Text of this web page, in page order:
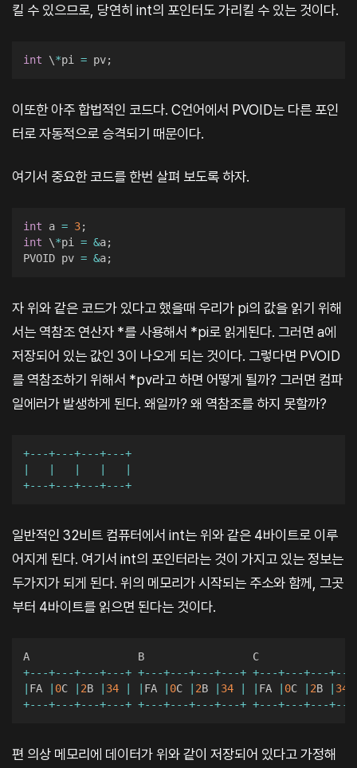
킬 수 있으므로, 당연히 int의 포인터도 가리킬 수 있는 것이다.
int \*pi = pv;
이또한 아주 합법적인 코드다. C언어에서 PVOID는 다른 포인
터로 자동적으로 승격되기 때문이다.
여기서 중요한 코드를 한번 살펴 보도록 하자.
int a = 3;
int \*pi = &a;
PVOID pv = &a;
자 위와 같은 코드가 있다고 했을때 우리가 pi의 값을 읽기 위해
서는 역참조 연산자 *를 사용해서 *pi로 읽게된다. 그러면 a에
저장되어 있는 값인 3이 나오게 되는 것이다. 그렇다면 PVOID
를 역참조하기 위해서 *pv라고 하면 어떻게 될까? 그러면 컴파
일에러가 발생하게 된다. 왜일까? 왜 역참조를 하지 못할까?
+-- -+-- -+-- -+-- -+
+-- -+-- -+-- -+-- -+
일반적인 32비트 컴퓨터에서 int는 위와 같은 4바이트로 이루
어지게 된다. 여기서 int의 포인터라는 것이 가지고 있는 정보는
두가지가 되게 된다. 위의 메모리가 시작되는 주소와 함께, 그곳
부터 4바이트를 읽으면 된다는 것이다.
+-- -+-- -+-- -+-- -+ +-- -+-- -+-- -+-- -+ +-- -+-- -+-- -+--
FA 0C 2B 34 FA 0C 2B 34 FA 0C 2B 34
+-- -+-- -+-- -+-- -+ +-- -+-- -+-- -+-- -+ +-- -+-- -+-- -+--
편 의상 메모리에 데이터가 위와 같이 저장되어 있다고 가정해